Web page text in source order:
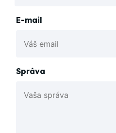
E-mail
Správa